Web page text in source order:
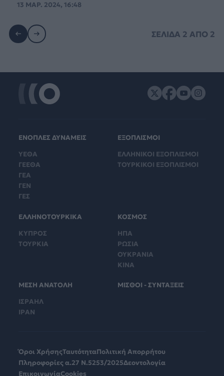
13 ΜΑΡ. 2024, 16:48
ΣΕΛΙΔΑ 2 ΑΠΟ 2
ΕΝΟΠΛΕΣ ΔΥΝΑΜΕΙΣ
ΥΕΘΑ
ΓΕΕΘΑ
ΓΕΑ
ΓΕΝ
ΓΕΣ
ΕΞΟΠΛΙΣΜΟΙ
ΕΛΛΗΝΙΚΟΙ ΕΞΟΠΛΙΣΜΟΙ
ΤΟΥΡΚΙΚΟΙ ΕΞΟΠΛΙΣΜΟΙ
ΕΛΛΗΝΟΤΟΥΡΚΙΚΑ
ΚΥΠΡΟΣ
ΤΟΥΡΚΙΑ
ΚΟΣΜΟΣ
ΗΠΑ
ΡΩΣΙΑ
ΟΥΚΡΑΝΙΑ
ΚΙΝΑ
ΜΕΣΗ ΑΝΑΤΟΛΗ
ΙΣΡΑΗΛ
ΙΡΑΝ
ΜΙΣΘΟΙ - ΣΥΝΤΑΞΕΙΣ
Όροι ΧρήσηςΤαυτότηταΠολιτική Απορρήτου
Πληροφορίες α.27 Ν.5253/2025Δεοντολογία
ΕπικοινωνίαCookies